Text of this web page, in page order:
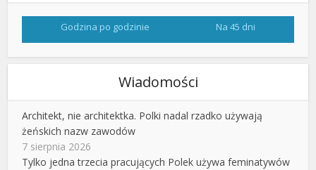
Godzina po godzinie Na 45 dni
Wiadomości
Architekt, nie architektka. Polki nadal rzadko używają
żeńskich nazw zawodów
7 sierpnia 2026
Tylko jedna trzecia pracujących Polek używa feminatywów